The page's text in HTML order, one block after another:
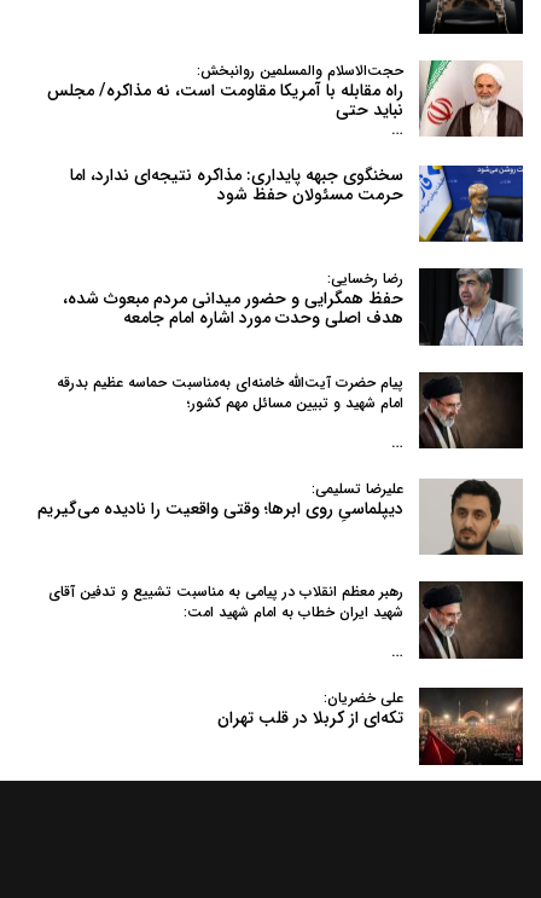
حجت‌الاسلام والمسلمین روانبخش:
راه مقابله با آمریکا مقاومت است، نه مذاکره/ مجلس
نباید حتی
…
سخنگوی جبهه پایداری: مذاکره نتیجه‌ای ندارد، اما
حرمت مسئولان حفظ شود
رضا رخسایی:
حفظ همگرایی و حضور میدانی مردم مبعوث شده،
هدف اصلی وحدت مورد اشاره امام جامعه
پیام حضرت آیت‌الله خامنه‌ای به‌مناسبت حماسه عظیم بدرقه
امام شهید و تبیین مسائل مهم کشور؛
…
علیرضا تسلیمی:
دیپلماسیِ روی ابرها؛ وقتی واقعیت را نادیده می‌گیریم
رهبر معظم انقلاب در پیامی به‌ مناسبت تشییع و تدفین آقای
شهید ایران خطاب به امام شهید امت:
…
علی خضریان:
تکه‌ای از کربلا در قلب تهران